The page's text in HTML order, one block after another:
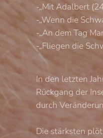
-„Mit Adalbert
-„Wenn die
-„An dem Tag
-„Fliegen die
In den letzten
Rückgang der
durch
Die stärksten